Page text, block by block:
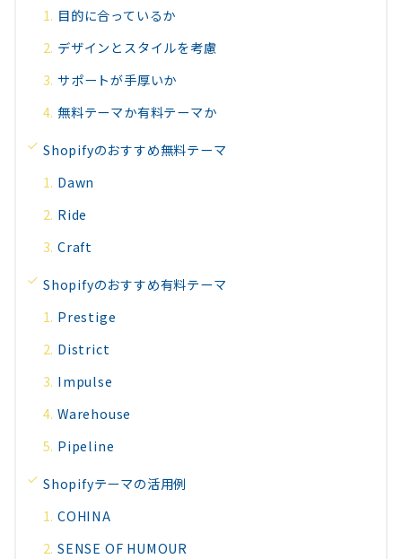
目的に合っているか
デザインとスタイルを考慮
サポートが手厚いか
無料テーマか有料テーマか
Shopifyのおすすめ無料テーマ
Dawn
Ride
Craft
Shopifyのおすすめ有料テーマ
Prestige
District
Impulse
Warehouse
Pipeline
Shopifyテーマの活用例
COHINA
SENSE OF HUMOUR